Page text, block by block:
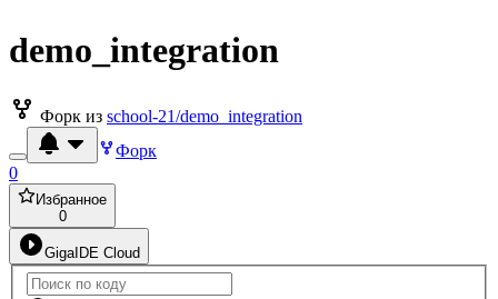
demo_integration
Форк из school-21/demo_integration
Форк
0
Избранное
0
GigaIDE Cloud